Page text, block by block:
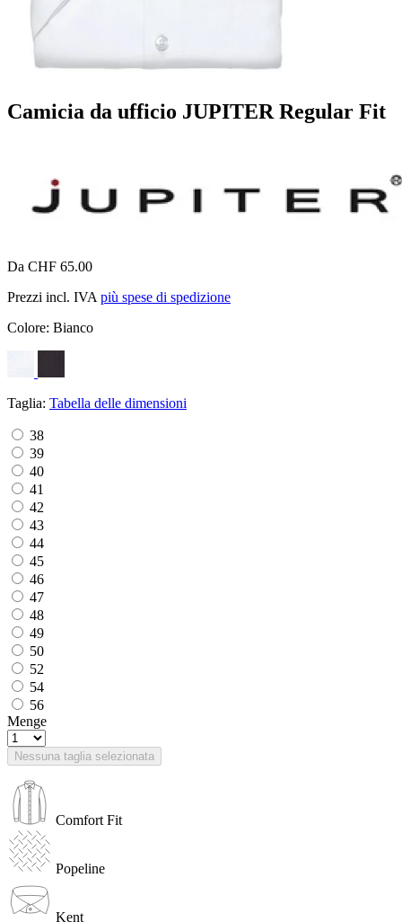
Camicia da ufficio JUPITER Regular Fit
Da CHF 65.00
Prezzi incl. IVA più spese di spedizione
Colore: Bianco
Taglia: Tabella delle dimensioni
38
39
40
41
42
43
44
45
46
47
48
49
50
52
54
56
Menge
Nessuna taglia selezionata
Comfort Fit
Popeline
Kent